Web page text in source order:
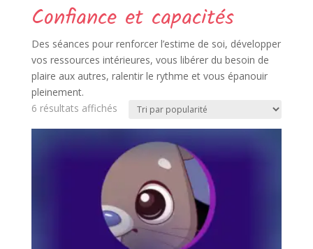
Confiance et capacités
Des séances pour renforcer l’estime de soi, développer
vos ressources intérieures, vous libérer du besoin de
plaire aux autres, ralentir le rythme et vous épanouir
pleinement.
6 résultats affichésTrié
popularité